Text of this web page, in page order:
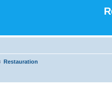
Restauration